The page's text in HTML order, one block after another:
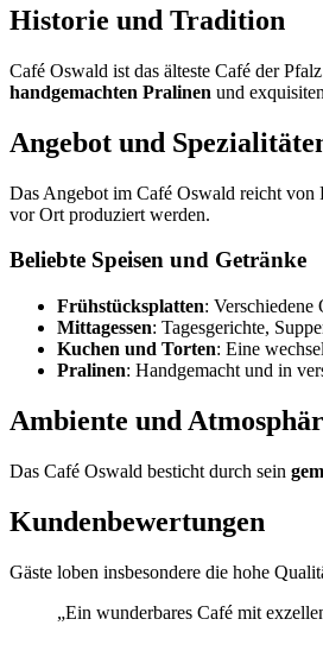
Historie und Tradition
Café Oswald ist das älteste Café der
handgemachten Pralinen und
Angebot und
Das Angebot im Café Oswald reicht von
vor Ort produziert werden.
Beliebte Speisen und Getränke
Frühstücksplatten: Verschiedene
Mittagessen: Tagesgerichte,
Kuchen und Torten: Eine
Pralinen: Handgemacht und in
Ambiente und
Das Café Oswald besticht durch sein
Kundenbewertungen
Gäste loben insbesondere die hohe
„Ein wunderbares Café mit